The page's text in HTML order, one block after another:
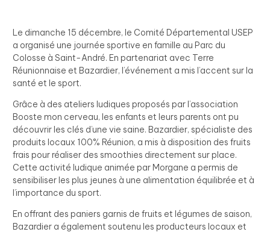
Le dimanche 15 décembre, le Comité Départemental USEP
a organisé une journée sportive en famille au Parc du
Colosse à Saint-André. En partenariat avec Terre
Réunionnaise et Bazardier, l’événement a mis l’accent sur la
santé et le sport.
Grâce à des ateliers ludiques proposés par l’association
Booste mon cerveau, les enfants et leurs parents ont pu
découvrir les clés d’une vie saine. Bazardier, spécialiste des
produits locaux 100% Réunion, a mis à disposition des fruits
frais pour réaliser des smoothies directement sur place.
Cette activité ludique animée par Morgane a permis de
sensibiliser les plus jeunes à une alimentation équilibrée et à
l’importance du sport.
En offrant des paniers garnis de fruits et légumes de saison,
Bazardier a également soutenu les producteurs locaux et